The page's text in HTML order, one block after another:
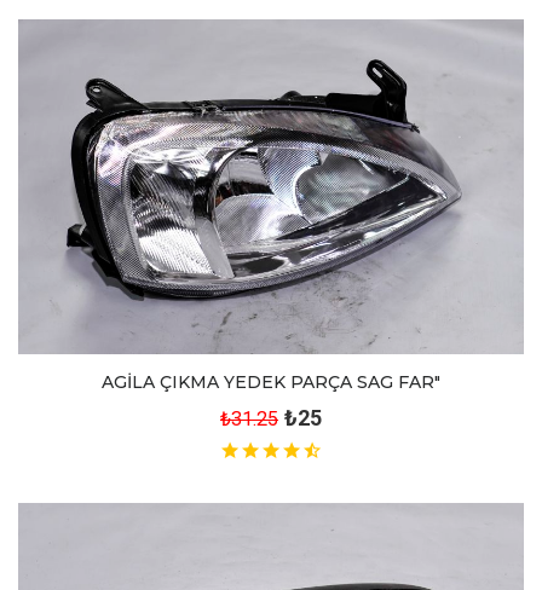
AGİLA ÇIKMA YEDEK PARÇA SAG FAR"
₺31.25 ₺25